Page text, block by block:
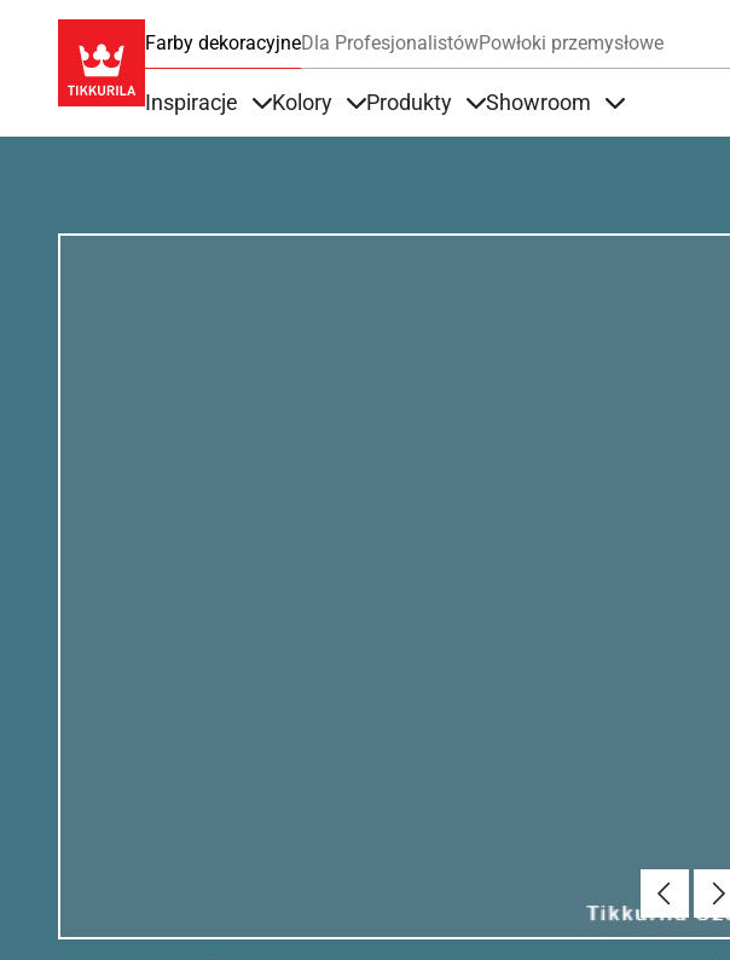
Farby dekoracyjneDla ProfesjonalistówPowłoki przemysłowe
Inspiracje Kolory Produkty Showroom